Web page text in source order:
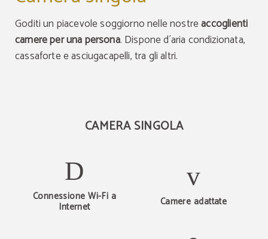
Goditi un piacevole soggiorno nelle nostreaccoglienti
camere per una persona. Dispone d´aria condizionata,
cassaforte e asciugacapelli, tra gli altri.
CAMERA SINGOLA
Connessione Wi-Fi a
Internet Camere adattate